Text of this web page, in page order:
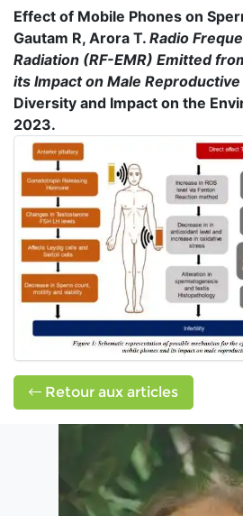
Effect of Mobile Phones on
Gautam R, Arora T. Radio
Radiation (RF-EMR) Emitted
its Impact on Male Reproductive
Diversity and Impact on the
2023.
Retour aux articles